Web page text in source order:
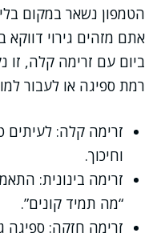
הטמפון נשאר במקום
אתם מזהים גירוי דווקא
ביום עם זרימה קלה,
רמת ספיגה או לעבור
זרימה קלה: לעיתים
וחיכוך.
זרימה בינונית:
“מה תמיד קונים”.
זרימה חזקה: ספיגה